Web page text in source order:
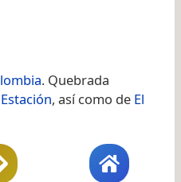
. Quebrada
Estación, así como de El